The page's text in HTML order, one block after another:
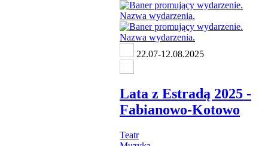
22.07-12.08.2025
Lata z Estradą 2025 -
Fabianowo-Kotowo
Teatr